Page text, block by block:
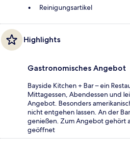
Reinigungsartikel
Highlights
Gastronomisches Angebot
Bayside Kitchen + Bar – ein
Mittagessen, Abendessen und
Angebot. Besonders
nicht entgehen lassen. An der
genießen. Zum Angebot gehört
geöffnet